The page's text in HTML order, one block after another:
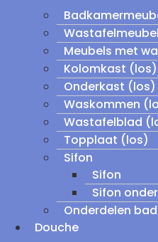
Meubels met
Kolomkast (los)
Onderkast (los)
Waskommen
Wastafelblad
Topplaat (los)
Sifon
Sifon
Sifon
Onderdelen
Douche